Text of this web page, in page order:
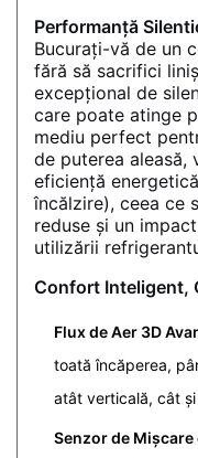
Performanță
Bucurați-vă de un
fără să sacrifici
excepțional de
care poate atinge
mediu perfect
de puterea aleasă,
eficiență
încălzire), ceea ce
reduse și un
utilizării
Confort Inteligent,
Flux de Aer 3D
toată încăperea,
atât verticală, cât
Senzor de Mișcare